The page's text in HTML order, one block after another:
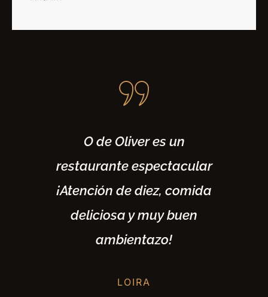
O de Oliver es un
restaurante espectacular
¡Atención de diez, comida
deliciosa y muy buen
ambientazo!
LOIRA